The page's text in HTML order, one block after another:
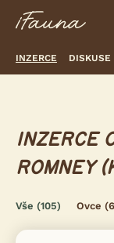
INZERCE DISKUSE
INZERCE
ROMNEY
Vše (105) Ovce